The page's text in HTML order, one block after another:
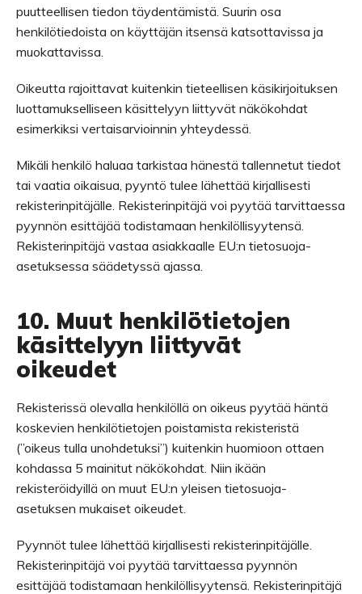
puutteellisen tiedon täydentämistä. Suurin osa
henkilötiedoista on käyttäjän itsensä katsottavissa ja
muokattavissa.
Oikeutta rajoittavat kuitenkin tieteellisen käsikirjoituksen
luottamukselliseen käsittelyyn liittyvät näkökohdat
esimerkiksi vertaisarvioinnin yhteydessä.
Mikäli henkilö haluaa tarkistaa hänestä tallennetut tiedot
tai vaatia oikaisua, pyyntö tulee lähettää kirjallisesti
rekisterinpitäjälle. Rekisterinpitäjä voi pyytää tarvittaessa
pyynnön esittäjää todistamaan henkilöllisyytensä.
Rekisterinpitäjä vastaa asiakkaalle EU:n tietosuoja-
asetuksessa säädetyssä ajassa.
10. Muut henkilötietojen
käsittelyyn liittyvät
oikeudet
Rekisterissä olevalla henkilöllä on oikeus pyytää häntä
koskevien henkilötietojen poistamista rekisteristä
(”oikeus tulla unohdetuksi”) kuitenkin huomioon ottaen
kohdassa 5 mainitut näkökohdat. Niin ikään
rekisteröidyillä on muut EU:n yleisen tietosuoja-
asetuksen mukaiset oikeudet.
Pyynnöt tulee lähettää kirjallisesti rekisterinpitäjälle.
Rekisterinpitäjä voi pyytää tarvittaessa pyynnön
esittäjää todistamaan henkilöllisyytensä. Rekisterinpitäjä